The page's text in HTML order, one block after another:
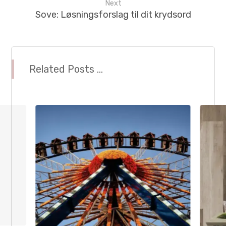
Next
Sove: Løsningsforslag til dit krydsord
Related Posts ...